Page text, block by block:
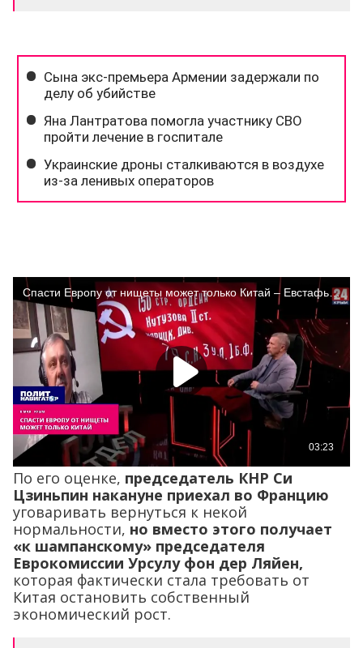
По его оценке, председатель КНР Си
Цзиньпин накануне приехал во Францию
уговаривать вернуться к некой
нормальности, но вместо этого получает
«к шампанскому» председателя
Еврокомиссии Урсулу фон дер Ляйен,
которая фактически стала требовать от
Китая остановить собственный
экономический рост.